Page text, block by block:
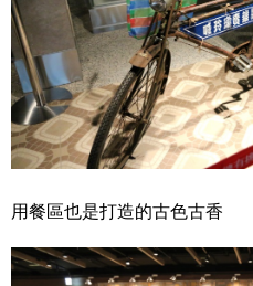
用餐區也是打造的古色古香